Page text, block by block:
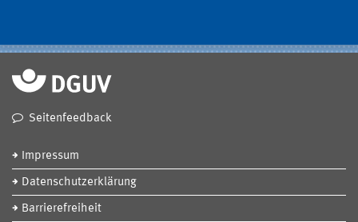
Seitenfeedback
Impressum
Datenschutzerklärung
Barrierefreiheit